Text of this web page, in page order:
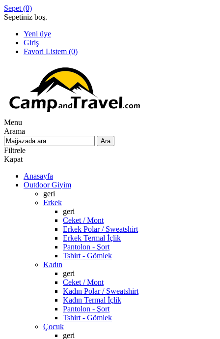
Sepet (0)
Sepetiniz boş.
Yeni üye
Giriş
Favori Listem (0)
Menu
Arama
Filtrele
Kapat
Anasayfa
Outdoor Giyim
geri
Erkek
geri
Ceket / Mont
Erkek Polar / Sweatshirt
Erkek Termal İçlik
Pantolon - Şort
Tshirt - Gömlek
Kadın
geri
Ceket / Mont
Kadın Polar / Sweatshirt
Kadın Termal İçlik
Pantolon - Şort
Tshirt - Gömlek
Çocuk
geri